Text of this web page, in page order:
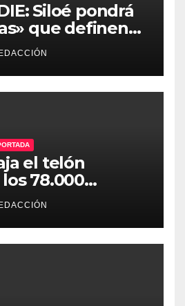
Siloé pondrá
que definen
en la séptima
el telón
78.000
y ya encara su
2027